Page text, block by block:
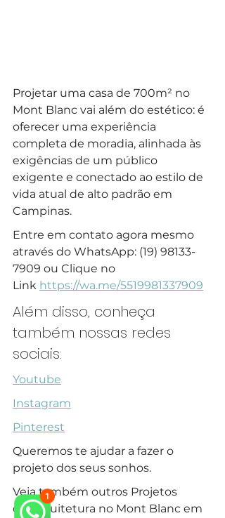
Projetar uma casa de 700m² no
Mont Blanc vai além do estético: é
oferecer uma experiência
completa de moradia, alinhada às
exigências de um público
exigente e conectado ao estilo de
vida atual de alto padrão em
Campinas.
Entre em contato agora mesmo
através do WhatsApp: (19) 98133-
7909 ou Clique no
Link https://wa.me/5519981337909
Além disso, conheça
também nossas redes
sociais:
Youtube
Instagram
Pinterest
Queremos te ajudar a fazer o
projeto dos seus sonhos.
Veja também outros Projetos
de Arquitetura no Mont Blanc em